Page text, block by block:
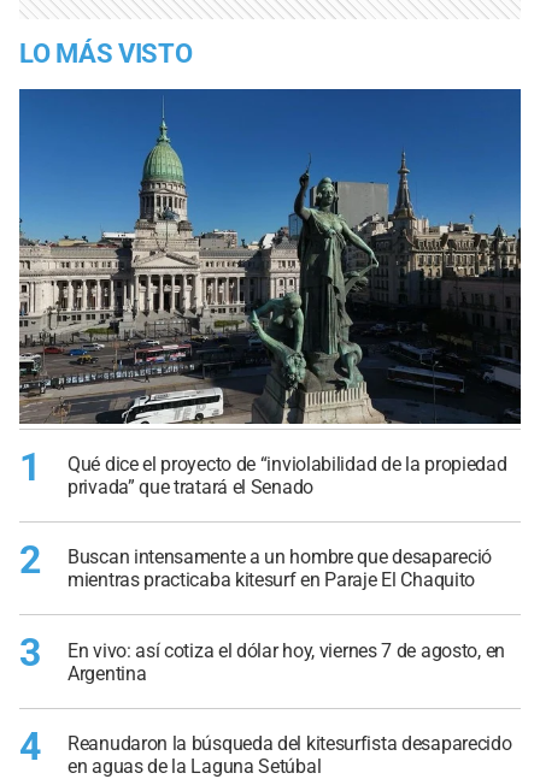
LO MÁS VISTO
1
Qué dice el proyecto de “inviolabilidad de la propiedad
privada” que tratará el Senado
2
Buscan intensamente a un hombre que desapareció
mientras practicaba kitesurf en Paraje El Chaquito
3
En vivo: así cotiza el dólar hoy, viernes 7 de agosto, en
Argentina
4
Reanudaron la búsqueda del kitesurfista desaparecido
en aguas de la Laguna Setúbal